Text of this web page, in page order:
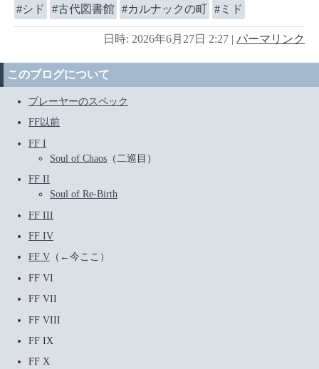
シド 古代図書館 カルナックの町 ミド
日時: 2026年6月27日 2:27 | パーマリンク
このブログについて
プレーヤーのスペック
FF以前
FF I
Soul of Chaos （二巡目）
FF II
Soul of Re-Birth
FF III
FF IV
FF V （←今ここ）
FF VI
FF VII
FF VIII
FF IX
FF X